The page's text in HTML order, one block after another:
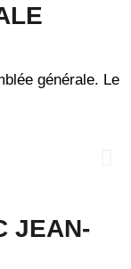
générale. Le
JEAN-